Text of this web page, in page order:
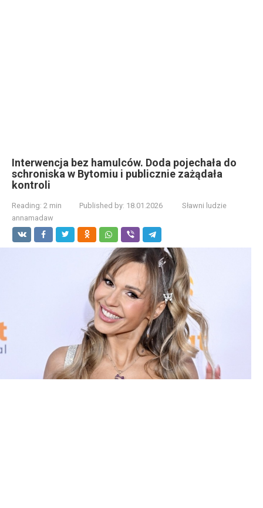
Interwencja bez hamulców. Doda pojechała do
schroniska w Bytomiu i publicznie zażądała
kontroli
Reading: 2 min Published by: 18.01.2026
Sławni ludzie
annamadaw